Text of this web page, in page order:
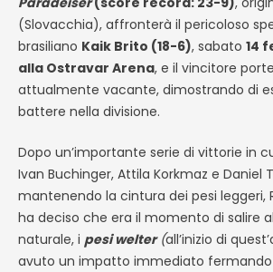
(Slovacchia), affronterà il pericoloso
brasiliano Kaik Brito (18-6), sabato 14
alla Ostravar Arena, e il vincitore
attualmente vacante, dimostrando di
battere nella divisione.
Dopo un’importante serie di vittorie in
Ivan Buchinger, Attila Korkmaz e Daniel
mantenendo la cintura dei pesi leggeri,
ha deciso che era il momento di salire
naturale, i pesi welter(all’inizio di
avuto un impatto immediato fermando